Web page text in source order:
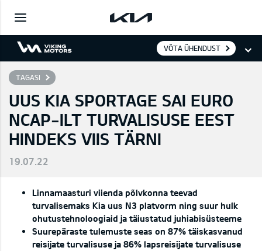
VÕTA ÜHENDUST
TAGASI
UUS KIA SPORTAGE SAI EURO
NCAP-ILT TURVALISUSE EEST
HINDEKS VIIS TÄRNI
19.07.22
Linnamaasturi viienda põlvkonna teevad
turvalisemaks Kia uus N3 platvorm ning suur hulk
ohutustehnoloogiaid ja täiustatud juhiabisüsteeme
Suurepäraste tulemuste seas on 87% täiskasvanud
reisijate turvalisuse ja 86% lapsreisijate turvalisuse